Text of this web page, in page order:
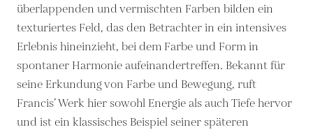
überlappenden und vermischten Farben bilden ein
texturiertes Feld, das den Betrachter in ein intensives
Erlebnis hineinzieht, bei dem Farbe und Form in
spontaner Harmonie aufeinandertreffen. Bekannt für
seine Erkundung von Farbe und Bewegung, ruft
Francis’ Werk hier sowohl Energie als auch Tiefe hervor
und ist ein klassisches Beispiel seiner späteren